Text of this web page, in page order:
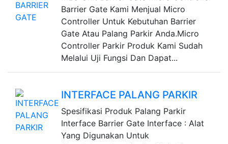
Barrier Gate Kami Menjual Micro
Controller Untuk Kebutuhan Barrier
Gate Atau Palang Parkir Anda.Micro
Controller Parkir Produk Kami Sudah
Melalui Uji Fungsi Dan Dapat...
INTERFACE PALANG PARKIR
Spesifikasi Produk Palang Parkir
Interface Barrier Gate Interface : Alat
Yang Digunakan Untuk